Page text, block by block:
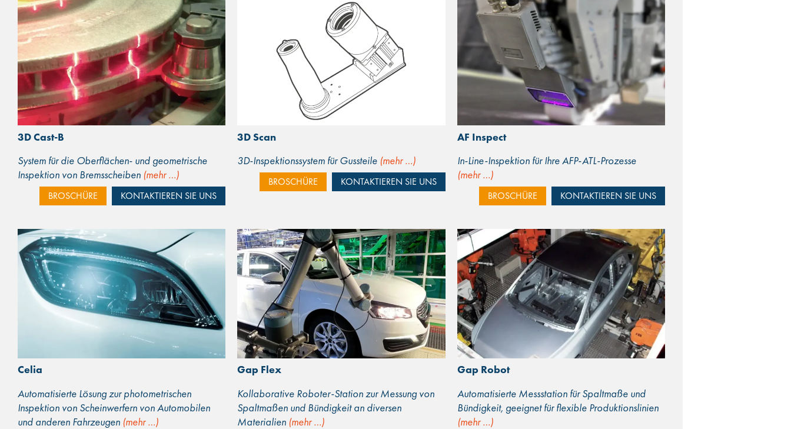
3D Cast-B
System für die Oberflächen- und geometrische
Inspektion von Bremsscheiben (mehr …)
BROSCHÜRE KONTAKTIEREN SIE UNS
3D Scan
3D-Inspektionssystem für Gussteile (mehr …)
BROSCHÜRE KONTAKTIEREN SIE UNS
AF Inspect
In-Line-Inspektion für Ihre AFP-ATL-Prozesse
(mehr …)
BROSCHÜRE KONTAKTIEREN SIE UNS
Celia
Automatisierte Lösung zur photometrischen
Inspektion von Scheinwerfern von Automobilen
und anderen Fahrzeugen (mehr …)
Gap Flex
Kollaborative Roboter-Station zur Messung von
Spaltmaßen und Bündigkeit an diversen
Materialien (mehr …)
Gap Robot
Automatisierte Messstation für Spaltmaße und
Bündigkeit, geeignet für flexible Produktionslinien
(mehr …)